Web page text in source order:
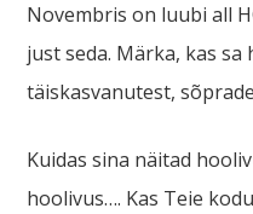
Novembris on luubi all
just seda. Märka, kas
täiskasvanutest,
Kuidas sina näitad
hoolivus…. Kas Teie